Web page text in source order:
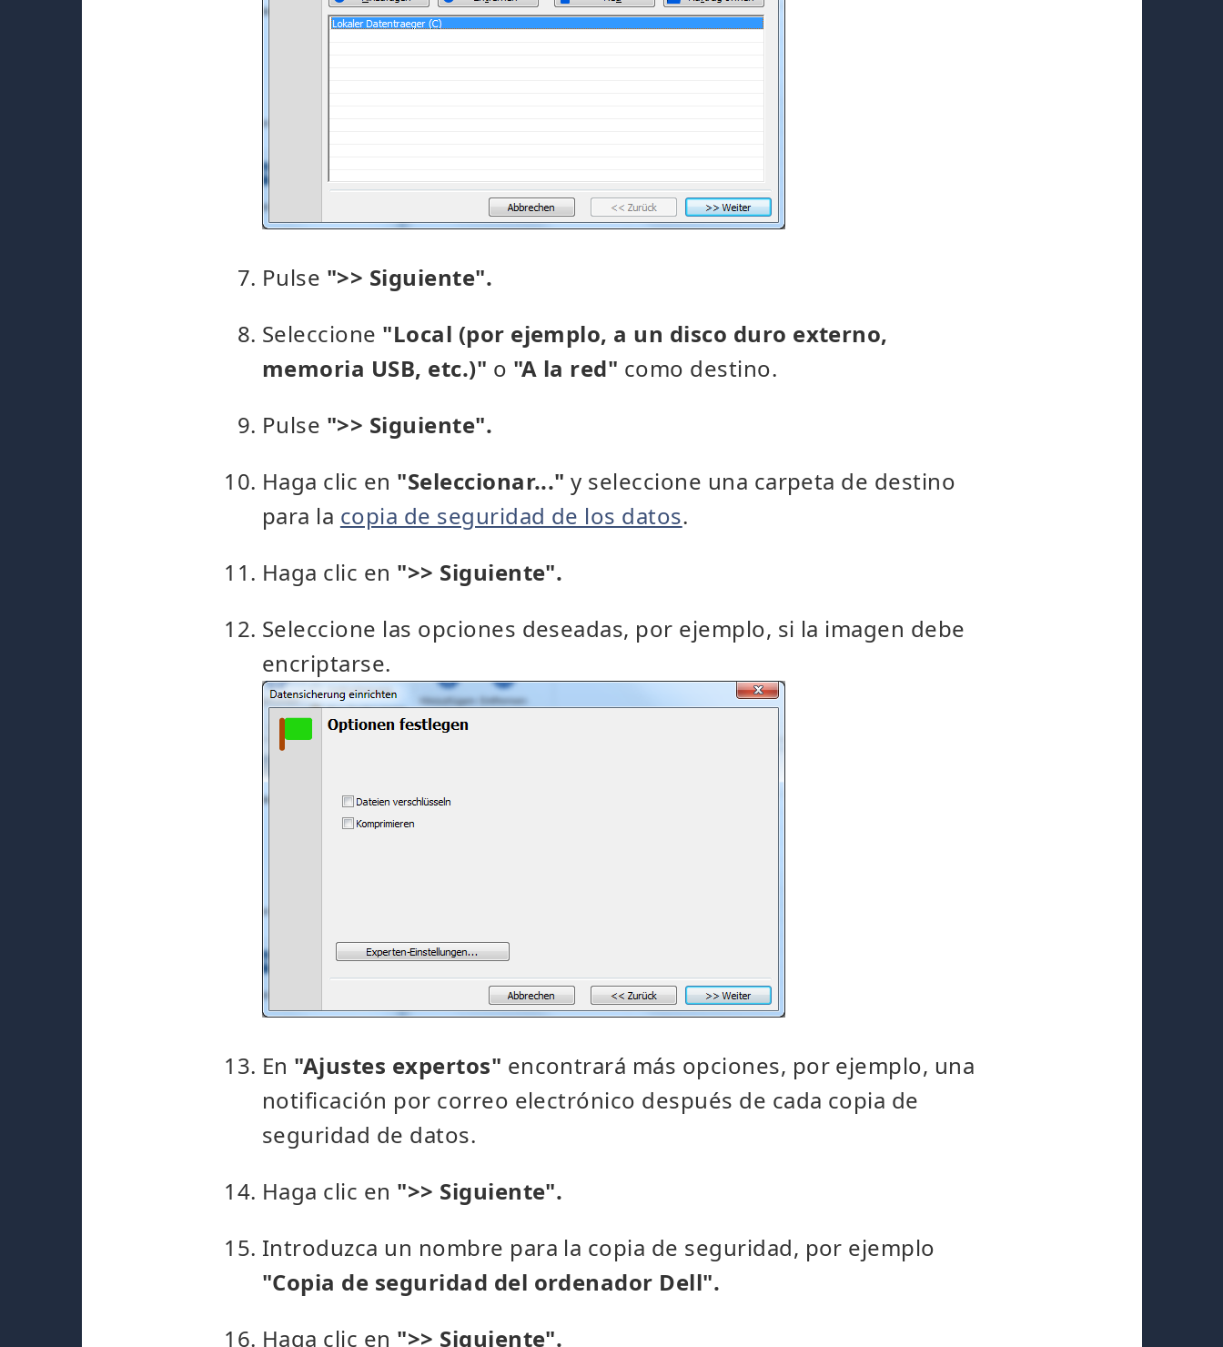
Pulse ">> Siguiente".
Seleccione "Local (por ejemplo, a un disco duro externo,
memoria USB, etc.)" o "A la red" como destino.
Pulse ">> Siguiente".
Haga clic en "Seleccionar..." y seleccione una carpeta de destino
para la copia de seguridad de los datos.
Haga clic en ">> Siguiente".
Seleccione las opciones deseadas, por ejemplo, si la imagen debe
encriptarse.
En "Ajustes expertos" encontrará más opciones, por ejemplo, una
notificación por correo electrónico después de cada copia de
seguridad de datos.
Haga clic en ">> Siguiente".
Introduzca un nombre para la copia de seguridad, por ejemplo
"Copia de seguridad del ordenador Dell".
Haga clic en ">> Siguiente".